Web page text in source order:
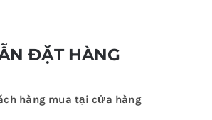
ĐẶT HÀNG
hàng mua tại cửa hàng